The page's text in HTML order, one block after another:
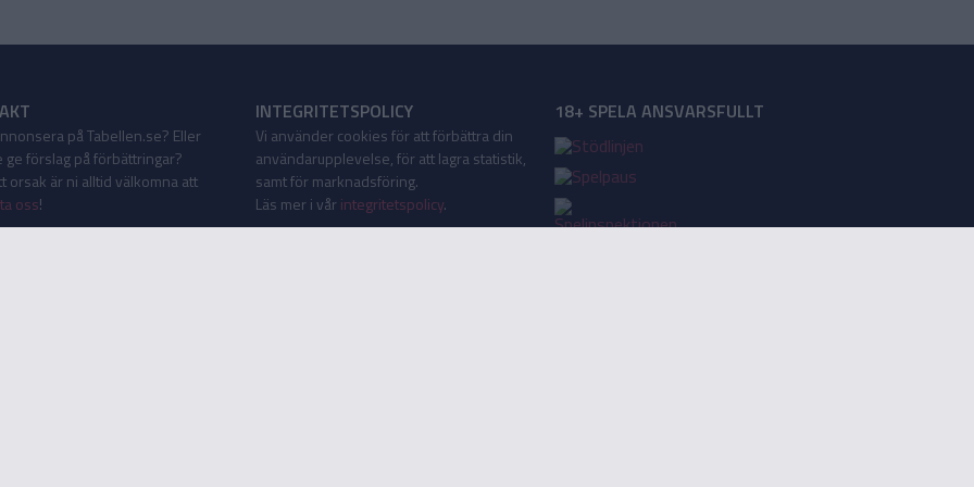
på Tabellen.se? Eller
ge förslag på förbättringar?
orsak är ni alltid välkomna att
oss!
INTEGRITETSPOLICY
Vi använder cookies för att förbättra din
användarupplevelse, för att lagra statistik,
samt för marknadsföring.
Läs mer i vår integritetspolicy.
18+ SPELA ANSVARSFULLT